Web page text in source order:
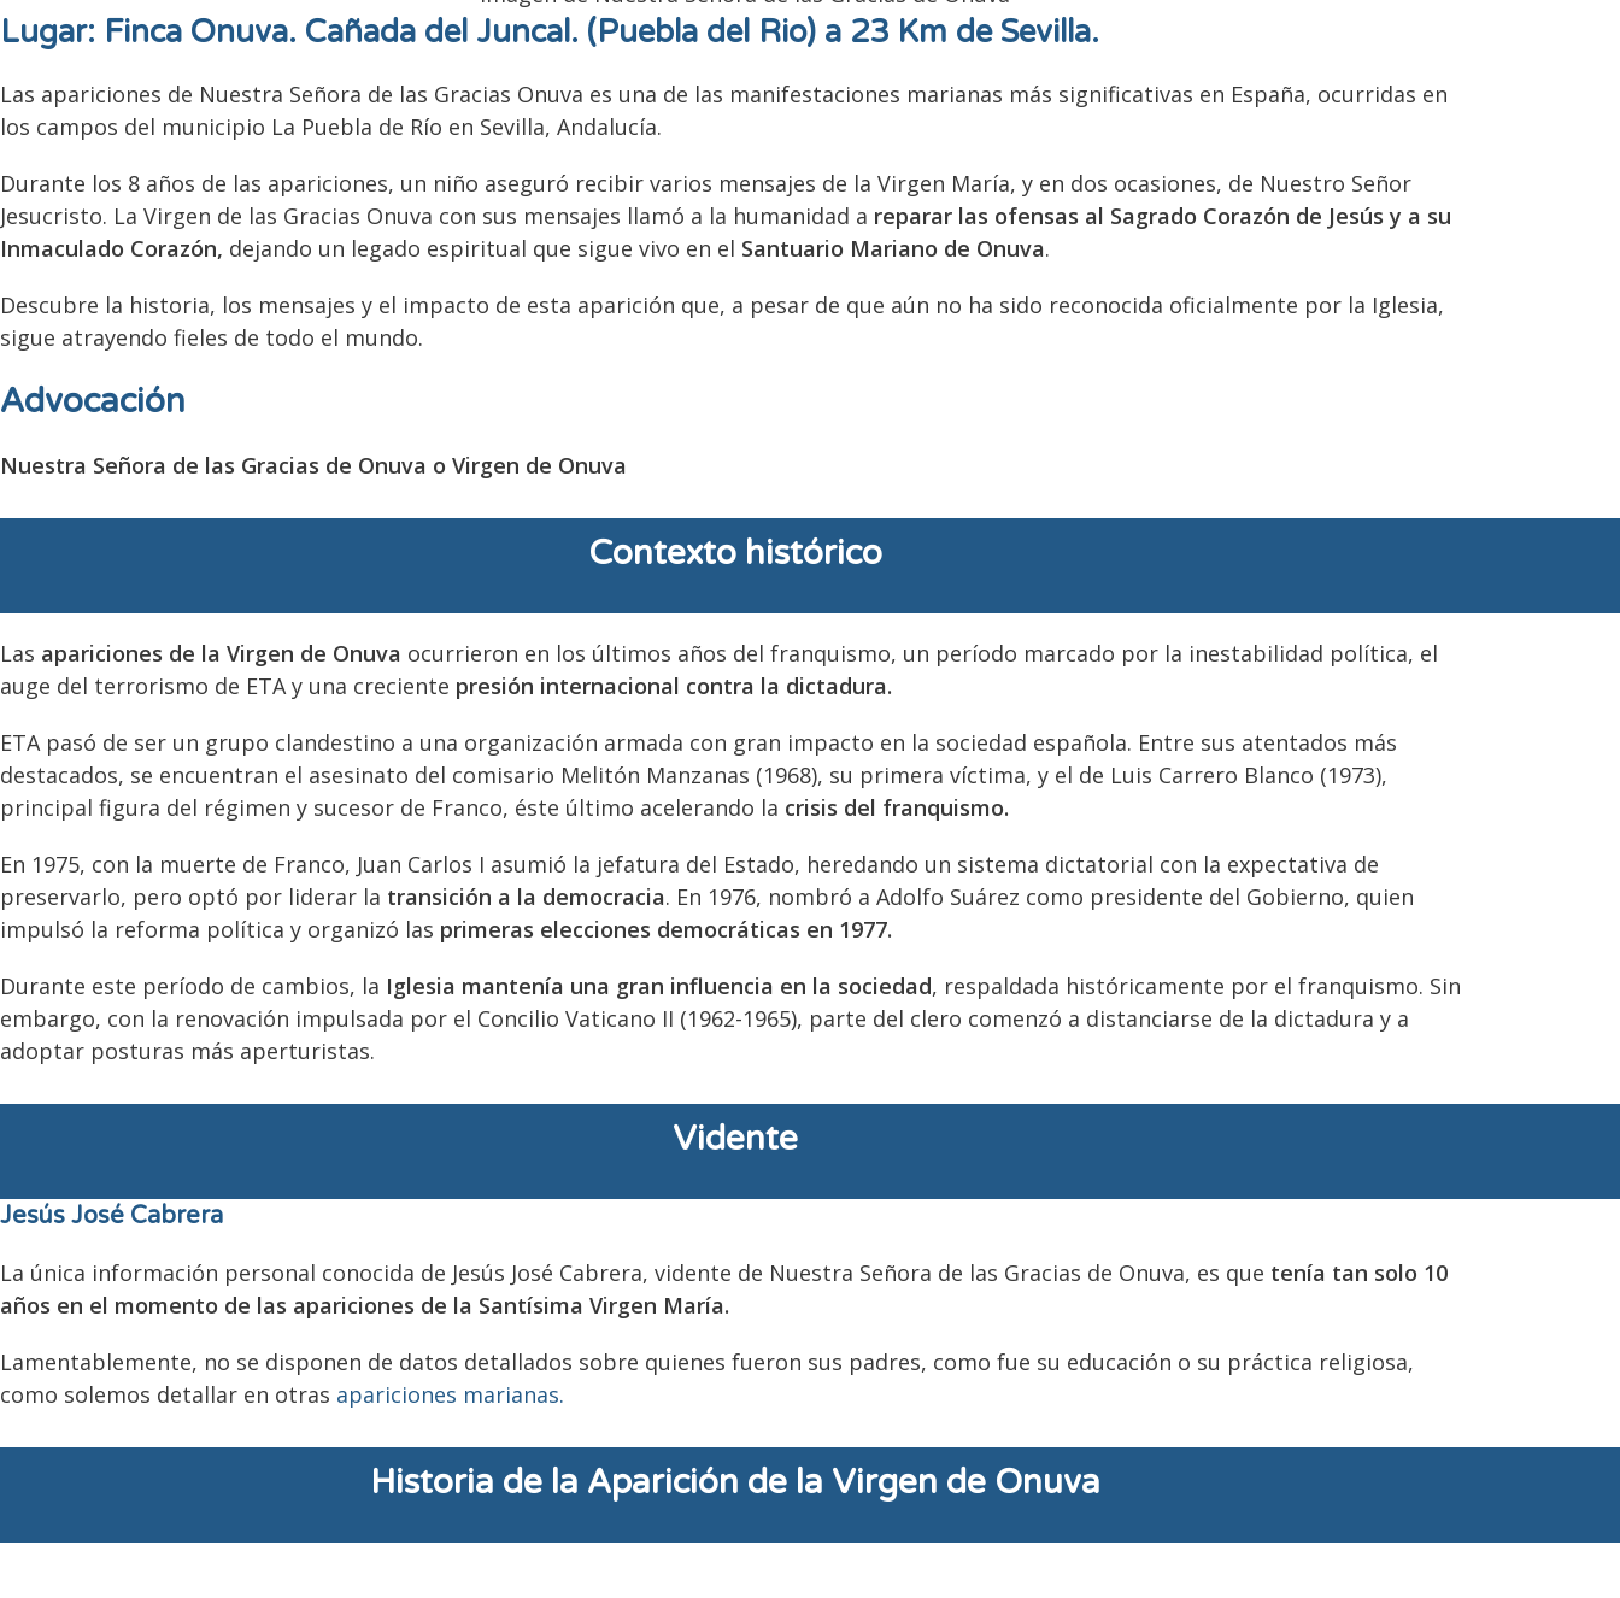
Lugar: Finca Onuva. Cañada del Juncal. (Puebla del Rio) a 23 Km de Sevilla.
Las apariciones de Nuestra Señora de las Gracias Onuva es una de las manifestaciones marianas más significativas en España, ocurridas en
los campos del municipio La Puebla de Río en Sevilla, Andalucía.
Durante los 8 años de las apariciones, un niño aseguró recibir varios mensajes de la Virgen María, y en dos ocasiones, de Nuestro Señor
Jesucristo. La Virgen de las Gracias Onuva con sus mensajes llamó a la humanidad a reparar las ofensas al Sagrado Corazón de Jesús y a su
Inmaculado Corazón, dejando un legado espiritual que sigue vivo en el Santuario Mariano de Onuva.
Descubre la historia, los mensajes y el impacto de esta aparición que, a pesar de que aún no ha sido reconocida oficialmente por la Iglesia,
sigue atrayendo fieles de todo el mundo.
Advocación
Nuestra Señora de las Gracias de Onuva o Virgen de Onuva
Contexto histórico
Las apariciones de la Virgen de Onuva ocurrieron en los últimos años del franquismo, un período marcado por la inestabilidad política, el
auge del terrorismo de ETA y una creciente presión internacional contra la dictadura.
ETA pasó de ser un grupo clandestino a una organización armada con gran impacto en la sociedad española. Entre sus atentados más
destacados, se encuentran el asesinato del comisario Melitón Manzanas (1968), su primera víctima, y el de Luis Carrero Blanco (1973),
principal figura del régimen y sucesor de Franco, éste último acelerando la crisis del franquismo.
En 1975, con la muerte de Franco, Juan Carlos I asumió la jefatura del Estado, heredando un sistema dictatorial con la expectativa de
preservarlo, pero optó por liderar la transición a la democracia. En 1976, nombró a Adolfo Suárez como presidente del Gobierno, quien
impulsó la reforma política y organizó las primeras elecciones democráticas en 1977.
Durante este período de cambios, la Iglesia mantenía una gran influencia en la sociedad, respaldada históricamente por el franquismo. Sin
embargo, con la renovación impulsada por el Concilio Vaticano II (1962-1965), parte del clero comenzó a distanciarse de la dictadura y a
adoptar posturas más aperturistas.
Vidente
Jesús José Cabrera
La única información personal conocida de Jesús José Cabrera, vidente de Nuestra Señora de las Gracias de Onuva, es que tenía tan solo 10
años en el momento de las apariciones de la Santísima Virgen María.
Lamentablemente, no se disponen de datos detallados sobre quienes fueron sus padres, como fue su educación o su práctica religiosa,
como solemos detallar en otras apariciones marianas.
Historia de la Aparición de la Virgen de Onuva